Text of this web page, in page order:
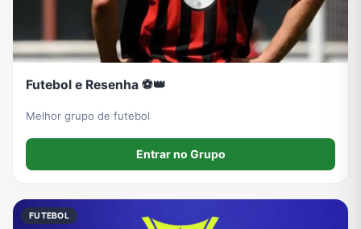
Futebol e Resenha ⚽👑
Melhor grupo de futebol
Entrar no Grupo
FUTEBOL